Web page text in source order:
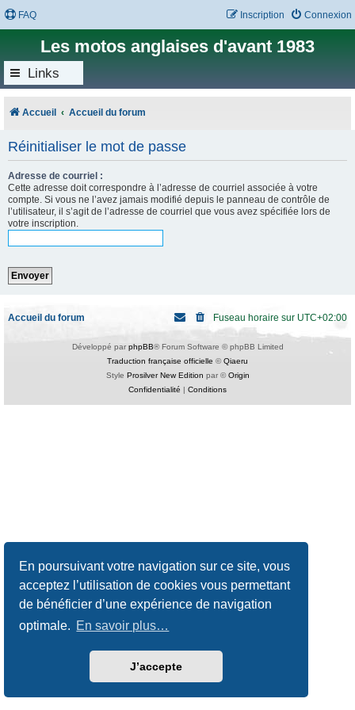
En poursuivant votre navigation sur ce site, vous
acceptez l’utilisation de cookies vous permettant
de bénéficier d’une expérience de navigation
optimale. En savoir plus…
J’accepte
FAQ Connexion
Inscription
Les motos anglaises d'avant 1983
Links
Accueil Accueil du forum
Réinitialiser le mot de passe
Adresse de courriel :
Cette adresse doit correspondre à l’adresse de courriel associée à votre
compte. Si vous ne l’avez jamais modifié depuis le panneau de contrôle de
l’utilisateur, il s’agit de l’adresse de courriel que vous avez spécifiée lors de
votre inscription.
Accueil du forum Fuseau horaire sur UTC+02:00
Développé par phpBB® Forum Software © phpBB Limited
Traduction française officielle ©Qiaeru
Style Prosilver New Edition par ©Origin
Confidentialité
Conditions